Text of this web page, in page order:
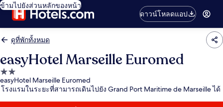
ข้ามไปยังส่วนหลักของหน้า
ดาวน์โหลดแอป
ดูที่พักทั้งหมด
easyHotel Marseille Euromed
ที่พัก
2.0
easyHotel Marseille Euromed
โรงแรมในระยะที่สามารถเดินไปยัง Grand Port Maritime de Marseille ได้